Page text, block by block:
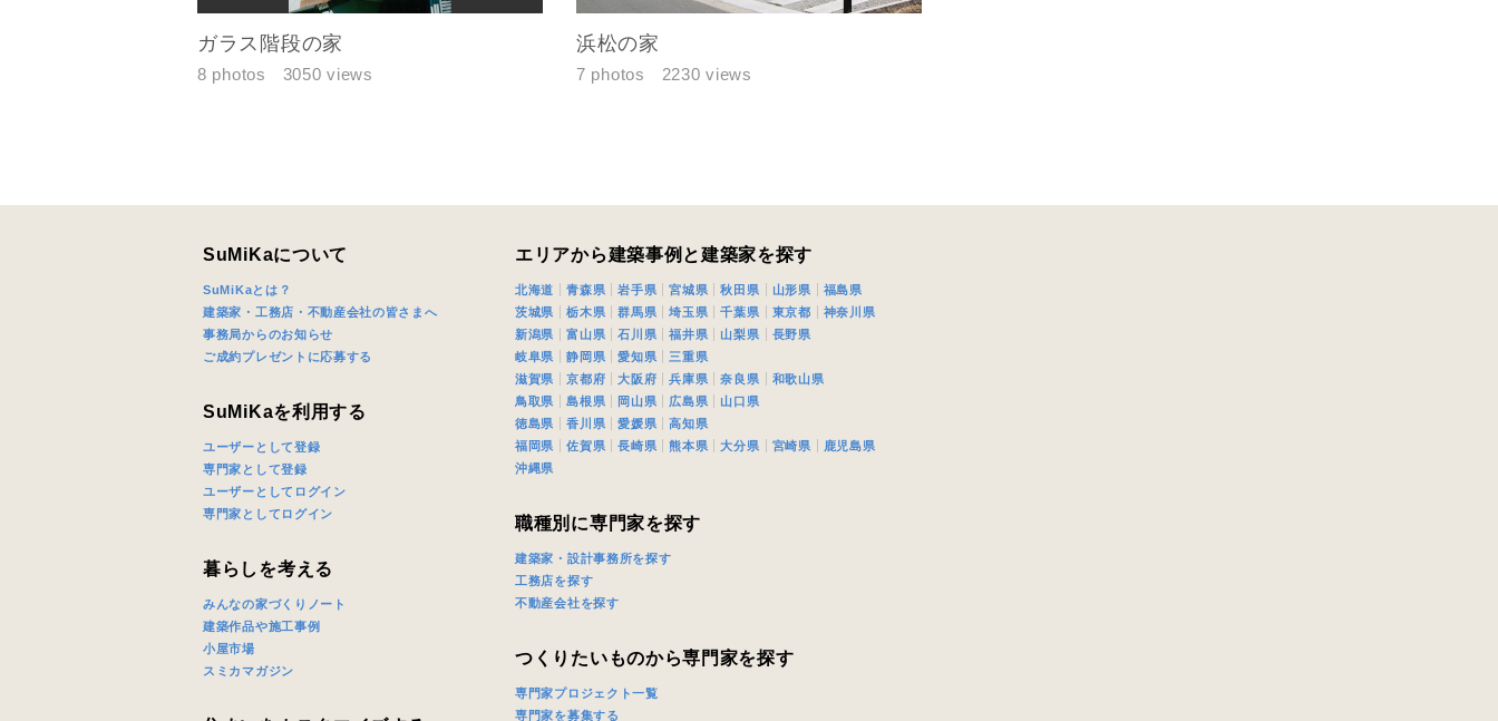
ガラス階段の家
8 photos 3050 views
浜松の家
7 photos 2230 views
SuMiKaについて
SuMiKaとは？
建築家・工務店・不動産会社の皆さまへ
事務局からのお知らせ
ご成約プレゼントに応募する
SuMiKaを利用する
ユーザーとして登録
専門家として登録
ユーザーとしてログイン
専門家としてログイン
暮らしを考える
みんなの家づくりノート
建築作品や施工事例
小屋市場
スミカマガジン
エリアから建築事例と建築家を探す
北海道 青森県 岩手県 宮城県 秋田県 山形県
福島県
茨城県
栃木県 群馬県 埼玉県 千葉県 東京都
神奈川県
新潟県
富山県 石川県 福井県 山梨県
長野県
岐阜県
静岡県 愛知県
三重県
滋賀県
京都府 大阪府 兵庫県 奈良県
和歌山県
鳥取県
島根県 岡山県 広島県
山口県
徳島県
香川県 愛媛県
高知県
福岡県
佐賀県 長崎県 熊本県 大分県 宮崎県
鹿児島県
沖縄県
職種別に専門家を探す
建築家・設計事務所を探す
工務店を探す
不動産会社を探す
つくりたいものから専門家を探す
専門家プロジェクト一覧
専門家を募集する